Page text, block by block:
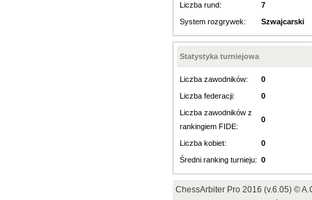
Liczba rund:
7
System rozgrywek:
Szwajcarski
Statystyka turniejowa
Liczba zawodników:
0
Liczba federacji:
0
Liczba zawodników z
rankingiem FIDE:
0
Liczba kobiet:
0
Średni ranking turnieju: 0
ChessArbiter Pro 2016 (v.6.05) ©